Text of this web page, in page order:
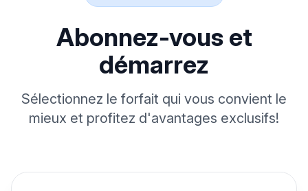
Abonnez-vous et
démarrez
Sélectionnez le forfait qui vous convient le
mieux et profitez d'avantages exclusifs!